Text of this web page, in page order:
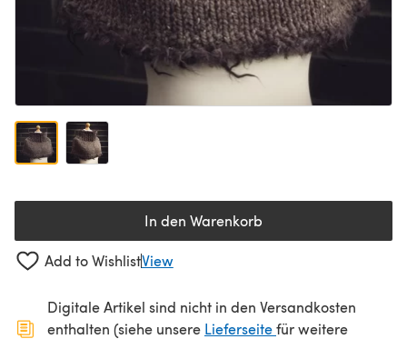
In den Warenkorb
Add to WishlistView
Digitale Artikel sind nicht in den Versandkosten
enthalten (siehe unsere Lieferseite(öffnet sich in
für weitere